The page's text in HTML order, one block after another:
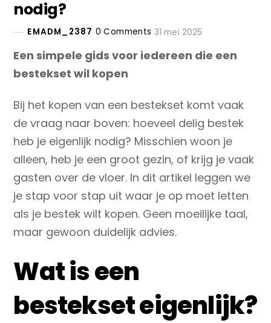
nodig?
EMADM_2387 0 Comments 31 mei 2025
Een simpele gids voor iedereen die een
bestekset wil kopen
Bij het kopen van een bestekset komt vaak
de vraag naar boven: hoeveel delig bestek
heb je eigenlijk nodig? Misschien woon je
alleen, heb je een groot gezin, of krijg je vaak
gasten over de vloer. In dit artikel leggen we
je stap voor stap uit waar je op moet letten
als je bestek wilt kopen. Geen moeilijke taal,
maar gewoon duidelijk advies.
Wat is een
bestekset eigenlijk?